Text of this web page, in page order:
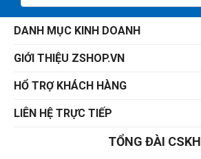
DANH MỤC KINH DOANH
GIỚI THIỆU ZSHOP.VN
HỔ TRỢ KHÁCH HÀNG
LIÊN HỆ TRỰC TIẾP
TỔNG ĐÀI CSKH